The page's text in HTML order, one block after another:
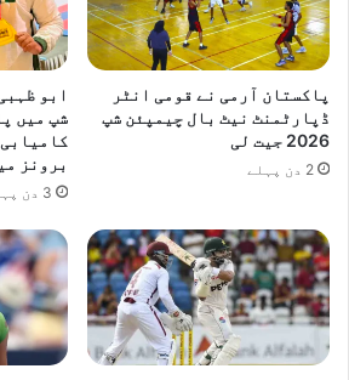
پاکستان آرمی نے قومی انٹر
ڈپارٹمنٹ نیٹ بال چیمپئن شپ
2026 جیت لی
2 دن پہلے
ابو
شپ میں
برونز
3 دن پہلے